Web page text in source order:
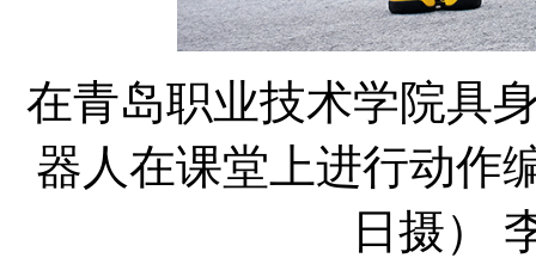
在青岛职业技术学院具
器人在课堂上进行动作
日摄）